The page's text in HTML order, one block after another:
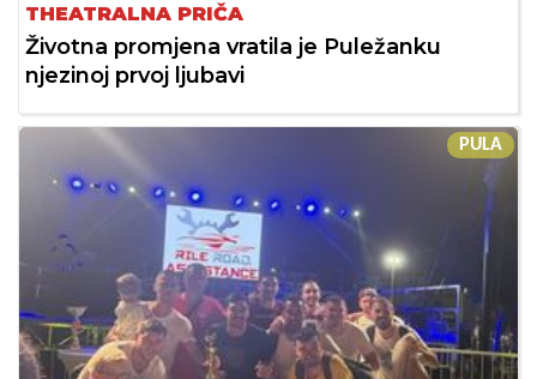
THEATRALNA PRIČA
Životna promjena vratila je Puležanku
njezinoj prvoj ljubavi
PULA